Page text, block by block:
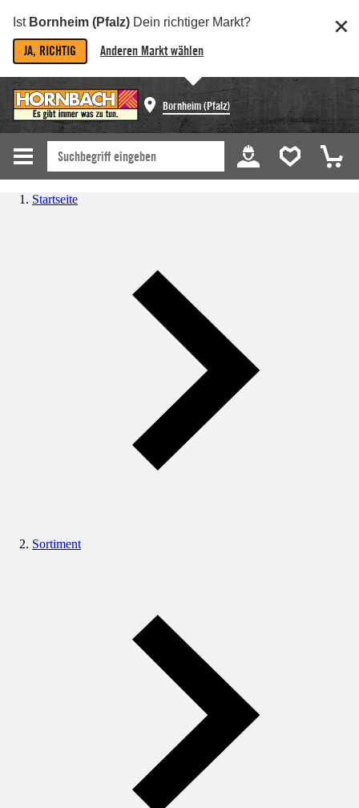
Ist Bornheim (Pfalz) Dein richtiger Markt?
JA, RICHTIG Anderen Markt wählen
Bornheim (Pfalz)
Startseite
Sortiment